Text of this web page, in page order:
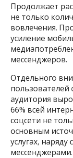
Продолжает
не только
вовлечения.
усиление
мессенджеров.
Отдельного
пользователей
аудитория
66% всей
соцсети не
основным
услугах,
мессенджерами.